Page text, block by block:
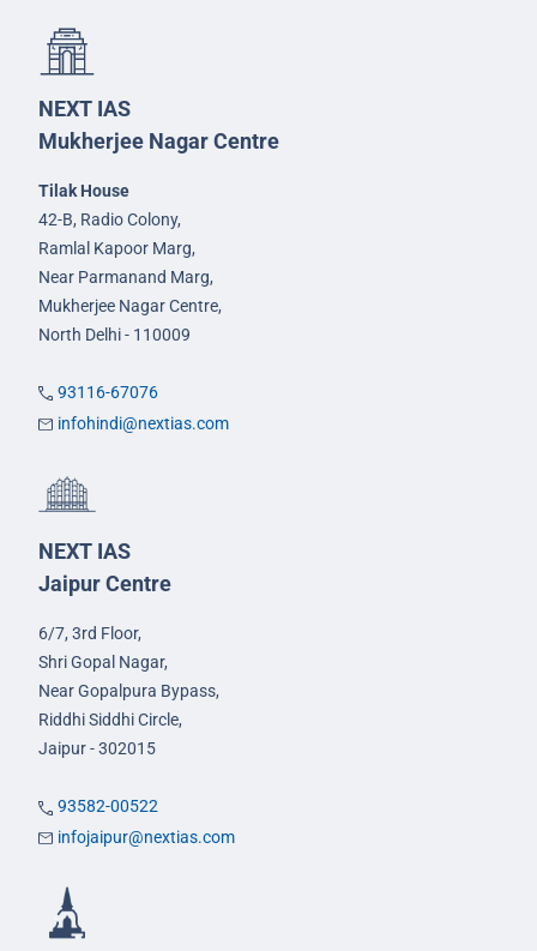
NEXT IAS
Mukherjee Nagar Centre
Tilak House
42-B, Radio Colony,
Ramlal Kapoor Marg,
Near Parmanand Marg,
Mukherjee Nagar Centre,
North Delhi - 110009
93116-67076
infohindi@nextias.com
NEXT IAS
Jaipur Centre
6/7, 3rd Floor,
Shri Gopal Nagar,
Near Gopalpura Bypass,
Riddhi Siddhi Circle,
Jaipur - 302015
93582-00522
infojaipur@nextias.com